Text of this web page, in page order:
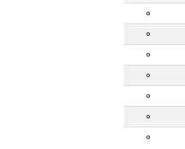
۰
۰
۰
۰
۰
۰
۰